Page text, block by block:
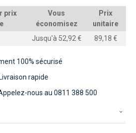
prix
Vous
économisez
Prix
unitaire
Jusqu'à 52,92 € 89,18 €
100% sécurisé
rapide
nous au 0811 388 500